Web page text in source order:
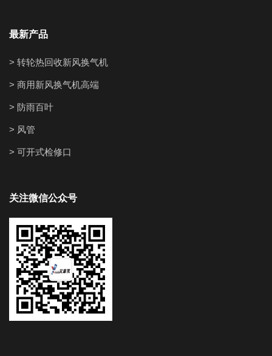
最新产品
> 转轮热回收新风换气机
> 商用新风换气机高端
> 防雨百叶
> 风管
> 可开式检修口
关注微信公众号